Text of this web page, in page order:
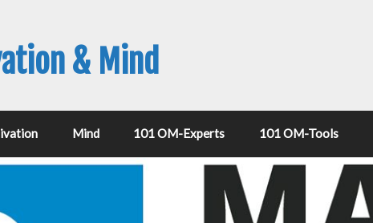
& Mind
Mind 101 OM-Experts 101 OM-Tools